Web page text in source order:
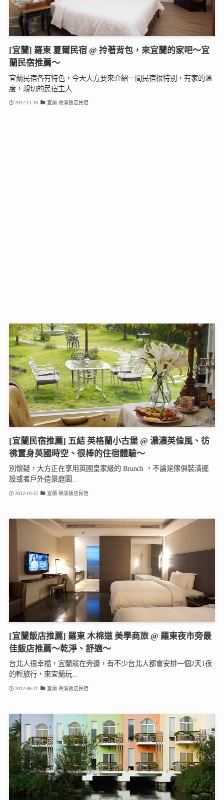
[宜蘭] 羅東 夏爾民宿 @ 拎著背包，來宜蘭的家吧～宜
蘭民宿推薦～
宜蘭民宿各有特色，今天大方要來介紹一間民宿很特別，有家的溫
度，親切的民宿主人...
2012-11-16 宜蘭.礁溪飯店民宿
[宜蘭民宿推薦] 五結 英格蘭小古堡 @ 濃濃英倫風、彷
彿置身英國時空、很棒的住宿體驗～
別懷疑，大方正在享用英國皇家級的 Brunch ，不論是傢俱裝潢擺
設或者戶外造景庭園...
2012-10-12 宜蘭.礁溪飯店民宿
[宜蘭飯店推薦] 羅東 木棉道 美學商旅 @ 羅東夜市旁最
佳飯店推薦～乾淨、舒適～
台北人很幸福，宜蘭就在旁邊，有不少台北人都會安排一個2天1夜
的輕旅行，來宜蘭玩...
2012-06-21 宜蘭.礁溪飯店民宿